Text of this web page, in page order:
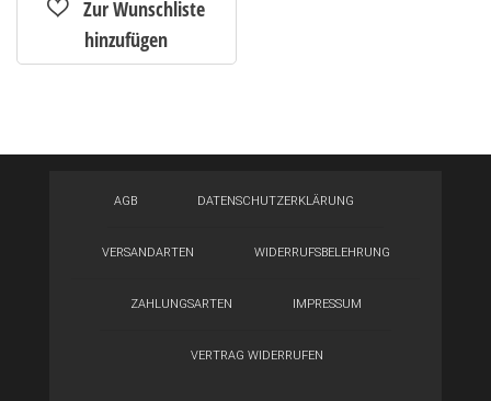
AGB DATENSCHUTZERKLÄRUNG
VERSANDARTEN WIDERRUFSBELEHRUNG
ZAHLUNGSARTEN IMPRESSUM
VERTRAG WIDERRUFEN